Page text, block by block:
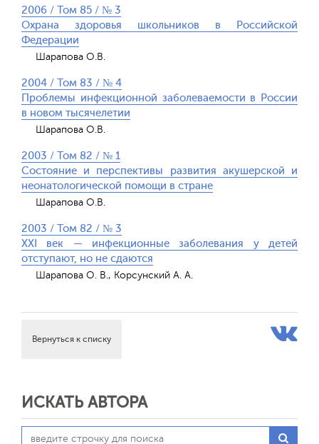
2006 / Том 85 / № 3
Охрана здоровья школьников в Российской
Федерации
Шарапова О.В.
2004 / Том 83 / № 4
Проблемы инфекционной заболеваемости в России
в новом тысячелетии
Шарапова О.В.
2003 / Том 82 / № 1
Состояние и перспективы развития акушерской и
неонатологической помощи в стране
Шарапова О.В.
2003 / Том 82 / № 3
XXI век — инфекционные заболевания у детей
отступают, но не сдаются
Шарапова О. В., Корсунский А. А.
Вернуться к списку
ИСКАТЬ АВТОРА